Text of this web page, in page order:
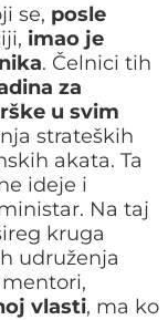
se, posle
imao je
. Čelnici tih
za
u svim
strateških
akata. Ta
ideje i
Na taj
kruga
udruženja
vlasti, ma ko